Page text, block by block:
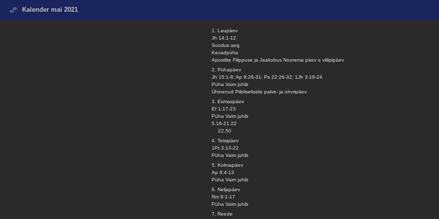
Kalender mai 2021
1. Laupäev
Jh 14:1-12
Soodus aeg
Kevadpüha
Apostlite Filippuse ja Jaakobus Noorema päev e viilipipäev
2. Pühapäev
Jh 15:1-8; Ap 9:26-31; Ps 22:26-32; 1Jh 3:18-24
Püha Vaim juhib
Ühinenud Piibliseltside palve- ja ohvripäev
3. Esmaspäev
Ef 1:17-23
Püha Vaim juhib
5.16-21.22
22.50
4. Teisipäev
1Pt 3:13-22
Püha Vaim juhib
5. Kolmapäev
Ap 8:4-13
Püha Vaim juhib
6. Neljapäev
Rm 8:1-17
Püha Vaim juhib
7. Reede